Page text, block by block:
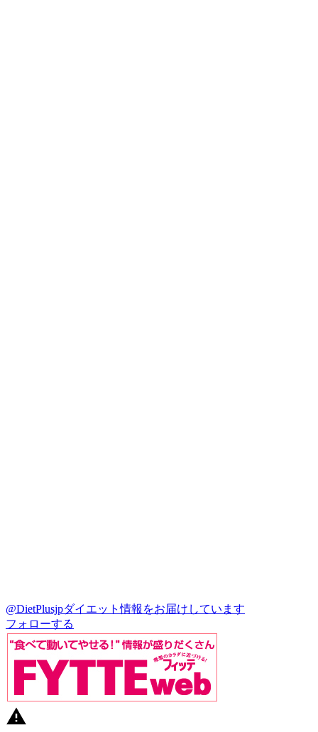
@DietPlusjpダイエット情報をお届けしています
フォローする